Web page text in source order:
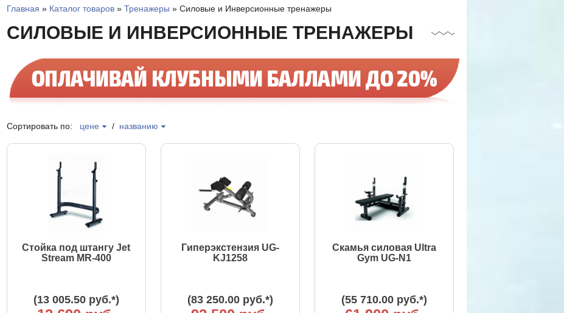
Главная » Каталог товаров» Тренажеры » Силовые и Инверсионные тренажеры
СИЛОВЫЕ И ИНВЕРСИОННЫЕ ТРЕНАЖЕРЫ
Сортировать по: цене / названию
Стойка под штангу Jet
Stream MR-400
(13 005.50 руб.*)
Гиперэкстензия UG-
KJ1258
(83 250.00 руб.*)
Скамья силовая Ultra
Gym UG-N1
(55 710.00 руб.*)